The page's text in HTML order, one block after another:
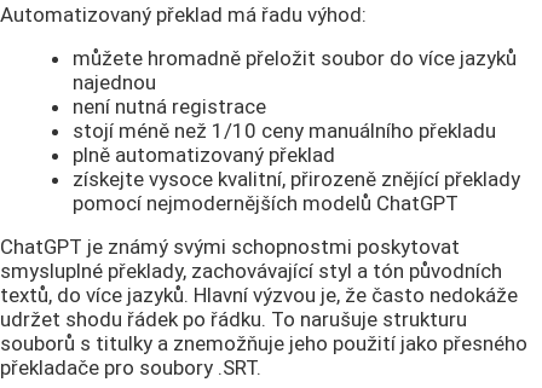
Automatizovaný překlad má řadu výhod:
můžete hromadně přeložit soubor do více jazyků
najednou
není nutná registrace
stojí méně než 1/10 ceny manuálního překladu
plně automatizovaný překlad
získejte vysoce kvalitní, přirozeně znějící překlady
pomocí nejmodernějších modelů ChatGPT
ChatGPT je známý svými schopnostmi poskytovat
smysluplné překlady, zachovávající styl a tón původních
textů, do více jazyků. Hlavní výzvou je, že často nedokáže
udržet shodu řádek po řádku. To narušuje strukturu
souborů s titulky a znemožňuje jeho použití jako přesného
překladače pro soubory .SRT.